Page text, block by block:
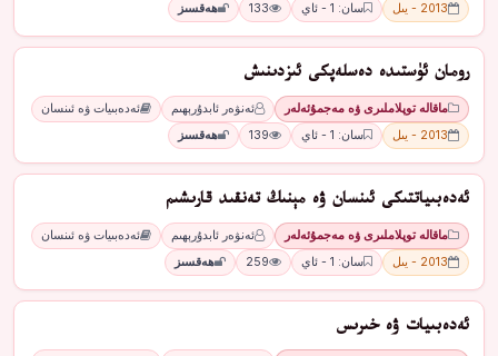
2013 - يىل
سان: 1 - ئاي 133 ھەقسىز
رومان ئۈستىدە دەسلەپكى ئىزدىنىش
ماقالە توپلاملىرى ۋە مەجمۇئەلەر ئەنۋەر ئابدۇرېھىم
ئەدەبىيات ۋە ئىنسان
2013 - يىل
سان: 1 - ئاي 139 ھەقسىز
ئەدەبىياتتىكى ئىنسان ۋە مېنىڭ تەنقىد قارىشىم
ماقالە توپلاملىرى ۋە مەجمۇئەلەر ئەنۋەر ئابدۇرېھىم
ئەدەبىيات ۋە ئىنسان
2013 - يىل
سان: 1 - ئاي 259 ھەقسىز
ئەدەبىيات ۋە خىرىس